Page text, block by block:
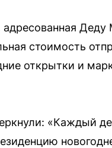
стоимость
открытки и
«Каждый